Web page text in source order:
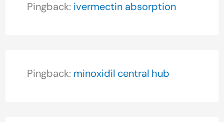
Pingback: ivermectin absorption
Pingback: minoxidil central hub